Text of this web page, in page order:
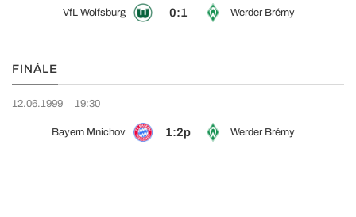
VfL Wolfsburg 0:1 Werder Brémy
FINÁLE
12.06.1999 19:30
Bayern Mnichov 1:2p Werder Brémy